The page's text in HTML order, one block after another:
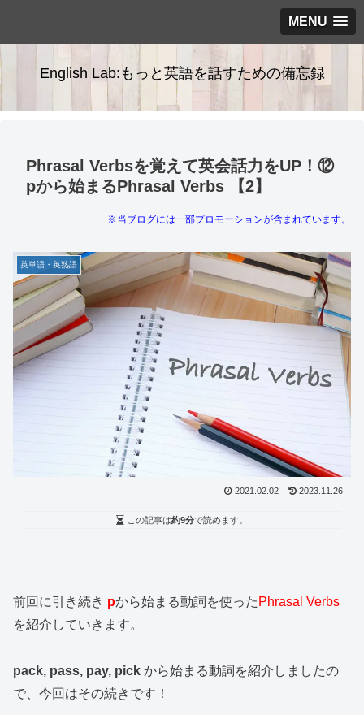
MENU
English Lab:もっと英語を話すための備忘録
Phrasal Verbsを覚えて英会話力をUP！⑫
pから始まるPhrasal Verbs 【2】
※当ブログには一部プロモーションが含まれています。
英単語・英熟語
2021.02.02 2023.11.26
この記事は約9分で読めます。
前回に引き続き pから始まる動詞を使った Phrasal Verbs
を紹介していきます。
pack, pass, pay, pick から始まる動詞を紹介しましたの
で、今回はその続きです！